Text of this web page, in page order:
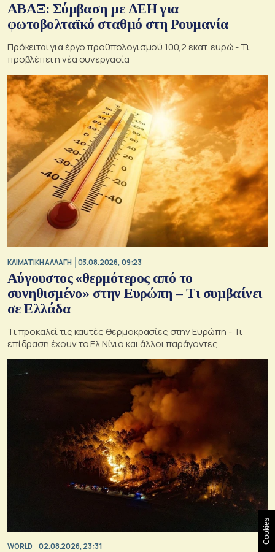
ΑΒΑΞ: Σύμβαση με ΔΕΗ για
φωτοβολταϊκό σταθμό στη Ρουμανία
Πρόκειται για έργο προϋπολογισμού 100,2 εκατ. ευρώ - Τι
προβλέπει η νέα συνεργασία
ΚΛΙΜΑΤΙΚΗ ΑΛΛΑΓΗ 03.08.2026, 09:23
Αύγουστος «θερμότερος από το
συνηθισμένο» στην Ευρώπη – Τι συμβαίνει
σε Ελλάδα
Τι προκαλεί τις καυτές θερμοκρασίες στην Ευρώπη - Τι
επίδραση έχουν το Ελ Νίνιο και άλλοι παράγοντες
WORLD 02.08.2026, 23:31
Cookies